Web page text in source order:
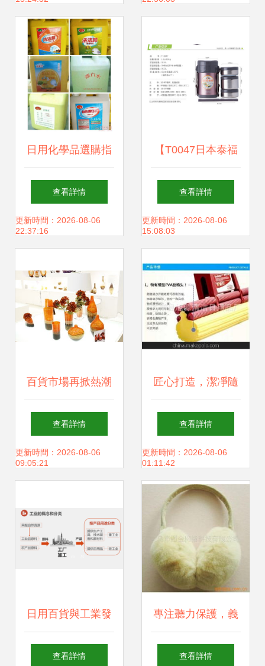
裝機的應用與優勢
日用化學品選購指
南 從洗滌到消毒，
打造安全潔凈家居
查看詳情
更新時間：2026-08-06
22:37:16
【T0047日本泰福
高保溫飯盒】評測
多層真空保溫桶，
選
查看詳情
更新時間：2026-08-06
15:08:03
百貨市場再掀熱潮
第107屆中國日用
百貨商品交易會規
查看詳情
更新時間：2026-08-06
09:05:21
匠心打造，潔凈隨
行 探訪蒼南縣旭源
清潔日用品廠優質
手拉式膠棉拖把
查看詳情
更新時間：2026-08-06
01:11:42
日用百貨與工業發
展——2021-2022
查看詳情
專注聽力保護，義
烏市圖金網絡科技
查看詳情